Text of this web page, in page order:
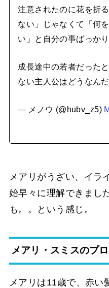
注意されたのに花を折
ない」じゃなくて「何
い」と自分の事ばっかり
成長途中の若者だった
ない主人公はどうなんだ
— メノウ (@hubv_z5)
メアリがうざい、イラ
始早々に理解できまし
も。。という感じ。
メアリ・スミスのプ
メアリは11歳で、赤い